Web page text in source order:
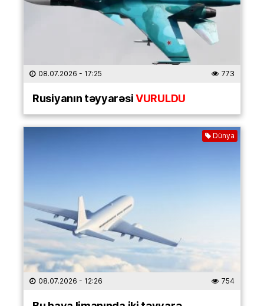
08.07.2026 - 17:25 773
Rusiyanın təyyarəsiVURULDU
Dünya
08.07.2026 - 12:26 754